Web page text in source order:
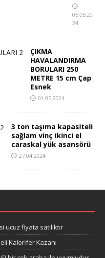
05.05.20
24
ÇIKMA
HAVALANDIRMA
BORULARI 250
METRE 15 cm Çap
Esnek
01.05.2024
3 ton taşıma kapasiteli
sağlam vinç ikinci el
caraskal yük asansörü
27.04.2024
fiyata satılıktır
Kalorifer Kazanı